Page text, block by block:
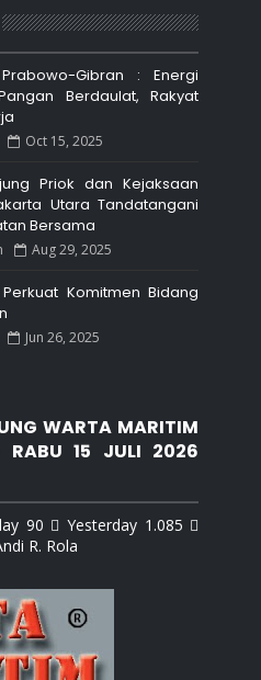
Gibran : Energi
Berdaulat, Rakyat
Oct 15, 2025
Priok dan Kejaksaan
Utara Tandatangani
Bersama
Aug 29, 2025
Perkuat Komitmen Bidang
Jun 26, 2025
WARTA MARITIM
RABU 15 JULI 2026
90  Yesterday 1.085 
R. Rola